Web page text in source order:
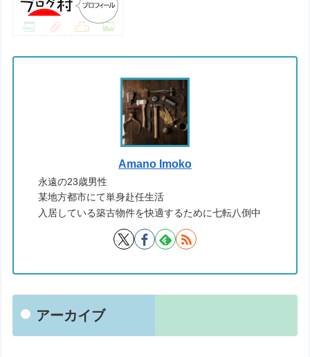
Amano Imoko
永遠の23歳男性
某地方都市にて単身赴任生活
入居している築古物件を快適するために七転八倒中
アーカイブ